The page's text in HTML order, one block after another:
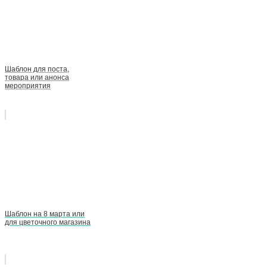
Шаблон для поста,
товара или анонса
мероприятия
Шаблон на 8 марта или
для цветочного магазина